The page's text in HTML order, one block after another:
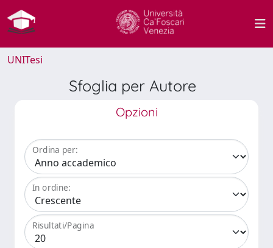
UNITesi
Sfoglia per Autore
Opzioni
Ordina per:
In ordine:
Risultati/Pagina